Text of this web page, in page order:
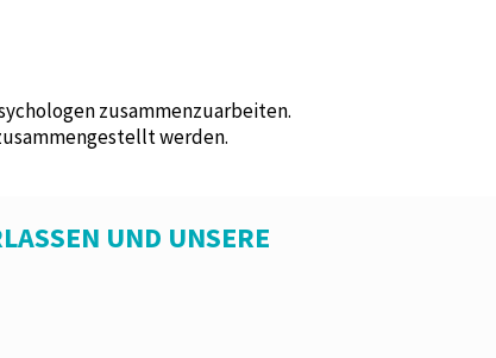
zusammenzuarbeiten.
werden.
UND UNSERE